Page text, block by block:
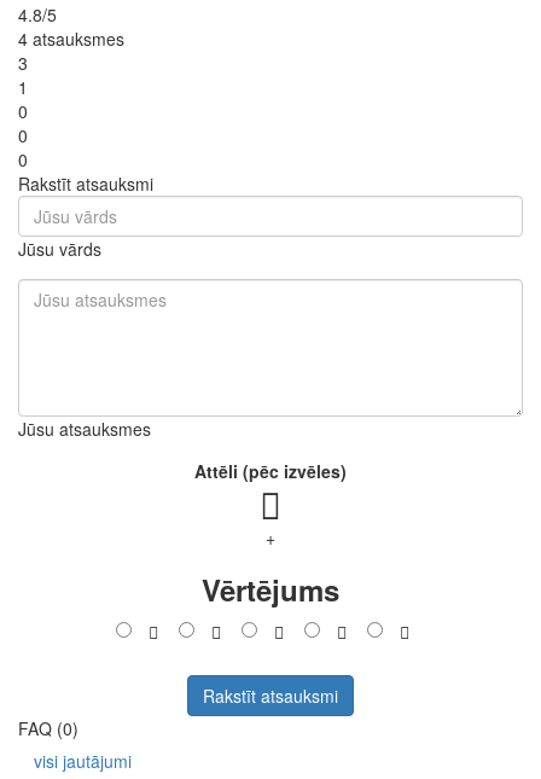
4.8/5
4 atsauksmes
3
1
0
0
0
Rakstīt atsauksmi
Jūsu vārds
Jūsu atsauksmes
Attēli (pēc izvēles)
+
Vērtējums
Rakstīt atsauksmi
FAQ (0)
visi jautājumi